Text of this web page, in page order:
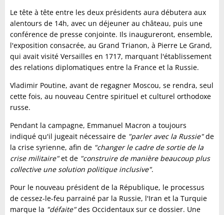
Le tête à tête entre les deux présidents aura débutera aux
alentours de 14h, avec un déjeuner au château, puis une
conférence de presse conjointe. Ils inaugureront, ensemble,
l'exposition consacrée, au Grand Trianon, à Pierre Le Grand,
qui avait visité Versailles en 1717, marquant l'établissement
des relations diplomatiques entre la France et la Russie.
Vladimir Poutine, avant de regagner Moscou, se rendra, seul
cette fois, au nouveau Centre spirituel et culturel orthodoxe
russe.
Pendant la campagne, Emmanuel Macron a toujours
indiqué qu'il jugeait nécessaire de "parler avec la Russie"de
la crise syrienne, afin de "changer le cadre de sortie de la
crise militaire"et de "construire de manière beaucoup plus
collective une solution politique inclusive".
Pour le nouveau président de la République, le processus
de cessez-le-feu parrainé par la Russie, l'Iran et la Turquie
marque la "défaite"des Occidentaux sur ce dossier. Une